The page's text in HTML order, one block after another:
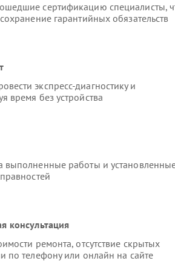
сертификацию специалисты,
гарантийных обязательств
экспресс-диагностику и
время без устройства
выполненные работы и
консультация
ремонта, отсутствие скрытых
по телефону или онлайн на сайте